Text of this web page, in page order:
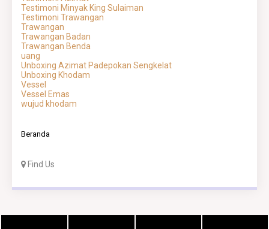
Testimoni Minyak King Sulaiman
Testimoni Trawangan
Trawangan
Trawangan Badan
Trawangan Benda
uang
Unboxing Azimat Padepokan Sengkelat
Unboxing Khodam
Vessel
Vessel Emas
wujud khodam
Beranda
Find Us